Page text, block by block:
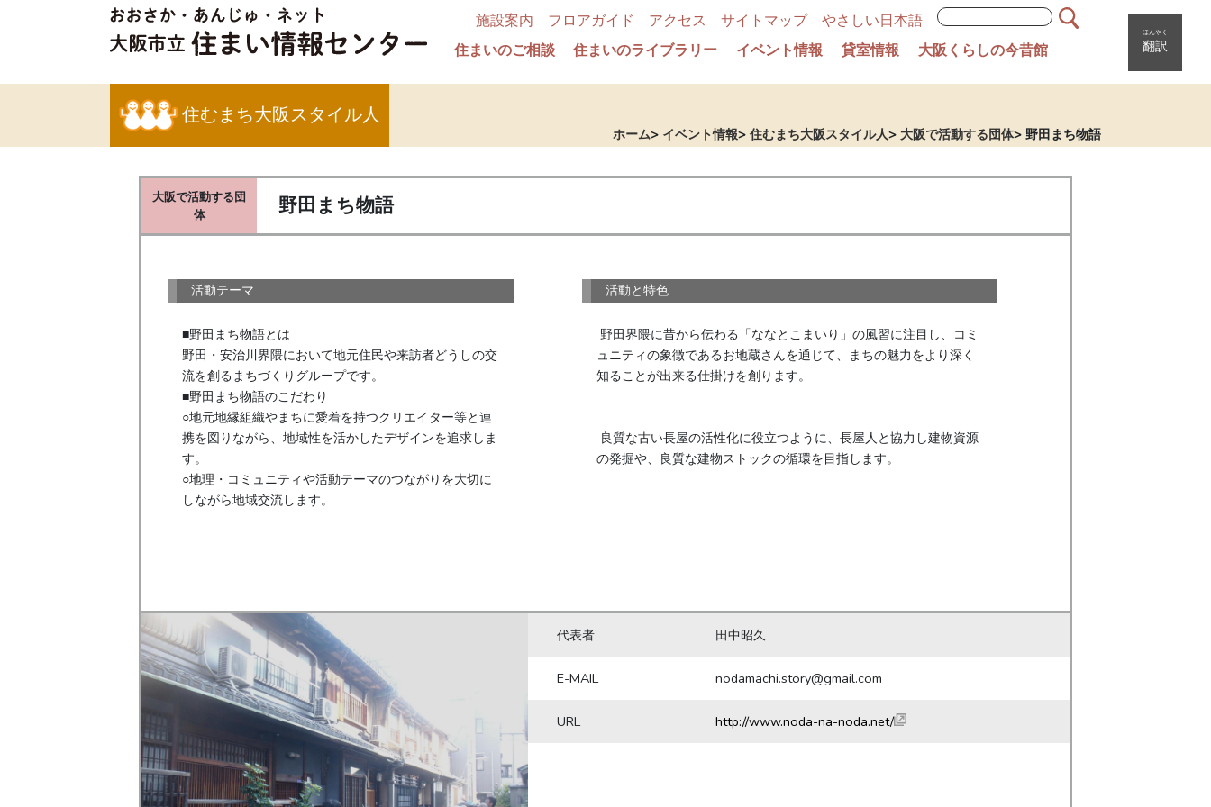
施設案内 フロアガイド アクセス サイトマップ
やさしい日本語
住まいのご相談
住まいのライブラリー イベント情報 貸室情報 大阪くらしの今昔館 翻訳
ほんやく
住むまち大阪スタイル人
ホーム イベント情報 住むまち大阪スタイル人 大阪で活動する団体 野田まち物語
大阪で活動する団
体
野田まち物語
活動テーマ
■野田まち物語とは
野田・安治川界隈において地元住民や来訪者どうしの交
流を創るまちづくりグループです。
■野田まち物語のこだわり
○地元地縁組織やまちに愛着を持つクリエイター等と連
携を図りながら、地域性を活かしたデザインを追求しま
す。
○地理・コミュニティや活動テーマのつながりを大切に
しながら地域交流します。
活動と特色
野田界隈に昔から伝わる「ななとこまいり」の風習に注目し、コミ
ュニティの象徴であるお地蔵さんを通じて、まちの魅力をより深く
知ることが出来る仕掛けを創ります。
代表者 田中昭久
E-MAIL nodamachi.story@gmail.com
URL http://www.noda-na-noda.net/